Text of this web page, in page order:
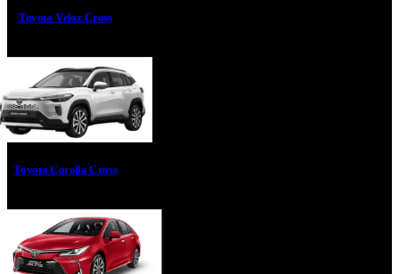
Toyota Veloz Cross
Toyota Corolla Cross